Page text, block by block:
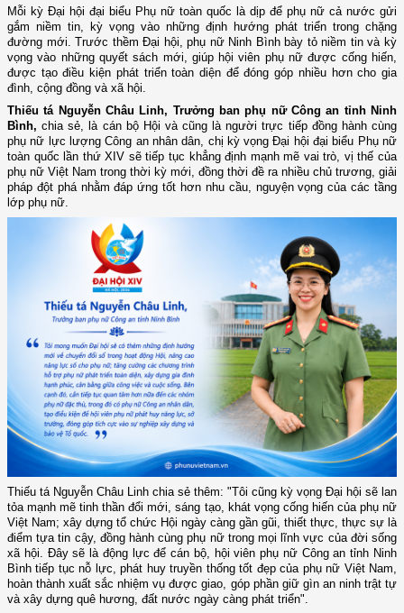
Mỗi kỳ Đại hội đại biểu Phụ nữ toàn quốc là dịp để phụ nữ cả nước gửi
gắm niềm tin, kỳ vọng vào những định hướng phát triển trong chặng
đường mới. Trước thềm Đại hội, phụ nữ Ninh Bình bày tỏ niềm tin và kỳ
vọng vào những quyết sách mới, giúp hội viên phụ nữ được cống hiến,
được tạo điều kiện phát triển toàn diện để đóng góp nhiều hơn cho gia
đình, cộng đồng và xã hội.
Thiếu tá Nguyễn Châu Linh, Trưởng ban phụ nữ Công an tỉnh Ninh
Bình,chia sẻ, là cán bộ Hội và cũng là người trực tiếp đồng hành cùng
phụ nữ lực lượng Công an nhân dân, chị kỳ vọng Đại hội đại biểu Phụ nữ
toàn quốc lần thứ XIV sẽ tiếp tục khẳng định mạnh mẽ vai trò, vị thế của
phụ nữ Việt Nam trong thời kỳ mới, đồng thời đề ra nhiều chủ trương, giải
pháp đột phá nhằm đáp ứng tốt hơn nhu cầu, nguyện vọng của các tầng
lớp phụ nữ.
Thiếu tá Nguyễn Châu Linh chia sẻ thêm: "Tôi cũng kỳ vọng Đại hội sẽ lan
tỏa mạnh mẽ tinh thần đổi mới, sáng tạo, khát vọng cống hiến của phụ nữ
Việt Nam; xây dựng tổ chức Hội ngày càng gần gũi, thiết thực, thực sự là
điểm tựa tin cậy, đồng hành cùng phụ nữ trong mọi lĩnh vực của đời sống
xã hội. Đây sẽ là động lực để cán bộ, hội viên phụ nữ Công an tỉnh Ninh
Bình tiếp tục nỗ lực, phát huy truyền thống tốt đẹp của phụ nữ Việt Nam,
hoàn thành xuất sắc nhiệm vụ được giao, góp phần giữ gìn an ninh trật tự
và xây dựng quê hương, đất nước ngày càng phát triển".